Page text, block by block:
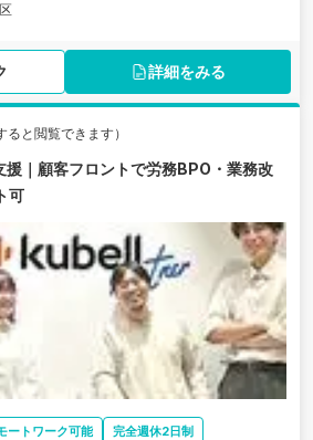
詳細をみる
と閲覧できます）
｜顧客フロントで労務BPO・業務改
可
ートワーク可能
完全週休2日制